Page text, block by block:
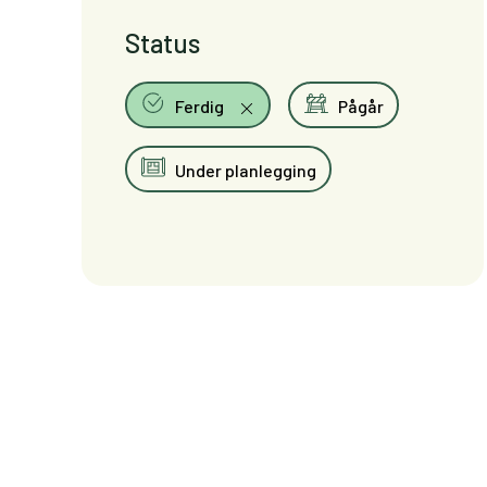
Status
Ferdig Pågår
Under planlegging